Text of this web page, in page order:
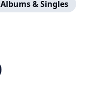
Albums & Singles